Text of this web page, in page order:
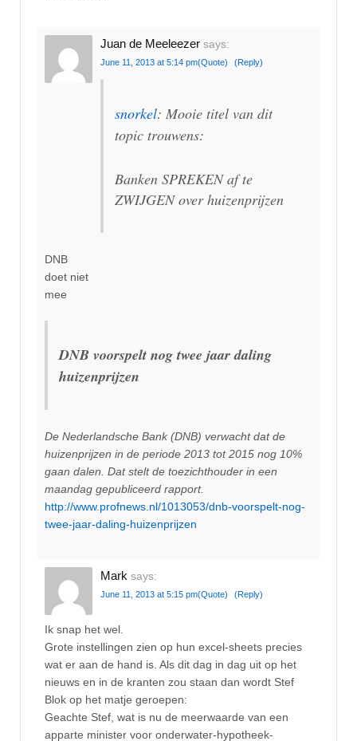
Juan de Meeleezer says:
June 11, 2013 at 5:14 pm(Quote) (Reply)
snorkel: Mooie titel van dit
topic trouwens:
Banken SPREKEN af te
ZWIJGEN over huizenprijzen
DNB
doet niet
mee
DNB voorspelt nog twee jaar daling
huizenprijzen
De Nederlandsche Bank (DNB) verwacht dat de
huizenprijzen in de periode 2013 tot 2015 nog 10%
gaan dalen. Dat stelt de toezichthouder in een
maandag gepubliceerd rapport.
http://www.profnews.nl/1013053/dnb-voorspelt-nog-
twee-jaar-daling-huizenprijzen
Mark says:
June 11, 2013 at 5:15 pm(Quote) (Reply)
Ik snap het wel.
Grote instellingen zien op hun excel-sheets precies
wat er aan de hand is. Als dit dag in dag uit op het
nieuws en in de kranten zou staan dan wordt Stef
Blok op het matje geroepen:
Geachte Stef, wat is nu de meerwaarde van een
apparte minister voor onderwater-hypotheek-